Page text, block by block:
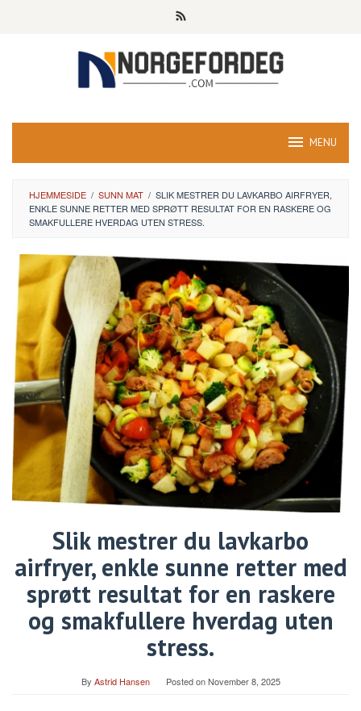
MENU
HJEMMESIDE / SUNN MAT / SLIK MESTRER DU LAVKARBO AIRFRYER,
ENKLE SUNNE RETTER MED SPRØTT RESULTAT FOR EN RASKERE OG
SMAKFULLERE HVERDAG UTEN STRESS.
Slik mestrer du lavkarbo
airfryer, enkle sunne retter med
sprøtt resultat for en raskere
og smakfullere hverdag uten
stress.
By Astrid Hansen Posted onNovember 8, 2025